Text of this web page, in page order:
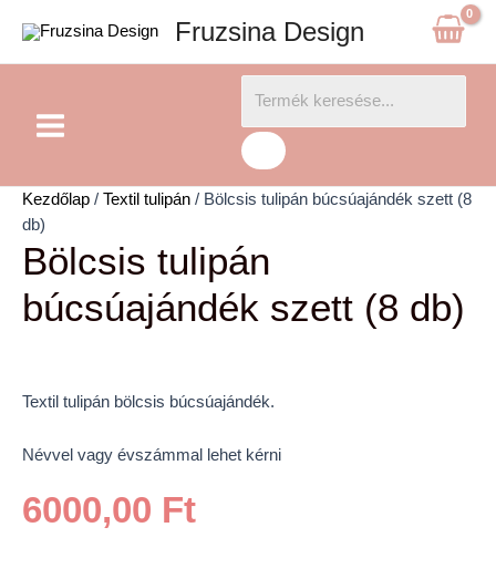
content
Fruzsina Design
Menu
search
Kezdőlap / Textil tulipán / Bölcsis tulipán búcsúajándék szett (8
db)
Bölcsis tulipán
búcsúajándék szett (8 db)
Textil tulipán bölcsis búcsúajándék.
Névvel vagy évszámmal lehet kérni
6000,00 Ft
tulipán
búcsúajándék
db)